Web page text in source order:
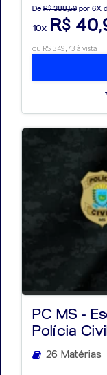
De R$ 388,59 por 6X
10x R$
ou R$ 349,73 à vista
PC MS -
Polícia
26 Matérias